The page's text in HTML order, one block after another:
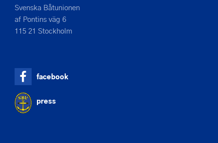
Svenska Båtunionen
af Pontins väg 6
115 21 Stockholm
facebook
press